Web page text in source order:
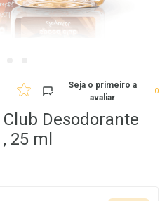
Seja o primeiro a
avaliar
0
Desodorante
25 ml